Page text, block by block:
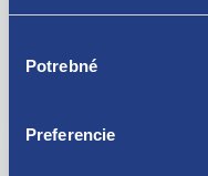
súhlasu
Potrebné
Preferencie
22.10 EUR